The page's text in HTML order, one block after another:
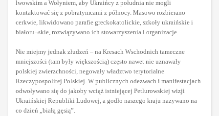
lwowskim a Wołyniem, aby Ukraińcy z południa nie mogli
kontaktować się z pobratymcami z północy. Masowo rozbierano
cerkwie, likwidowano parafie greckokatolickie, szkoły ukraińskie i
białoru¬skie, rozwiązywano ich stowarzyszenia i organizacje.
Nie miejmy jednak złudzeń – na Kresach Wschodnich tameczne
mniejszości (tam były większością) często nawet nie uznawały
polskiej zwierzchności, negowały władztwo terytorialne
Rzeczypospolitej Polskiej. W publicznych odezwach i manifestacjach
odwoływano się do jakoby wciąż istniejącej Petlurowskiej wizji
Ukraińskiej Republiki Ludowej, a godło naszego kraju nazywano na
co dzień „białą gęsią”.